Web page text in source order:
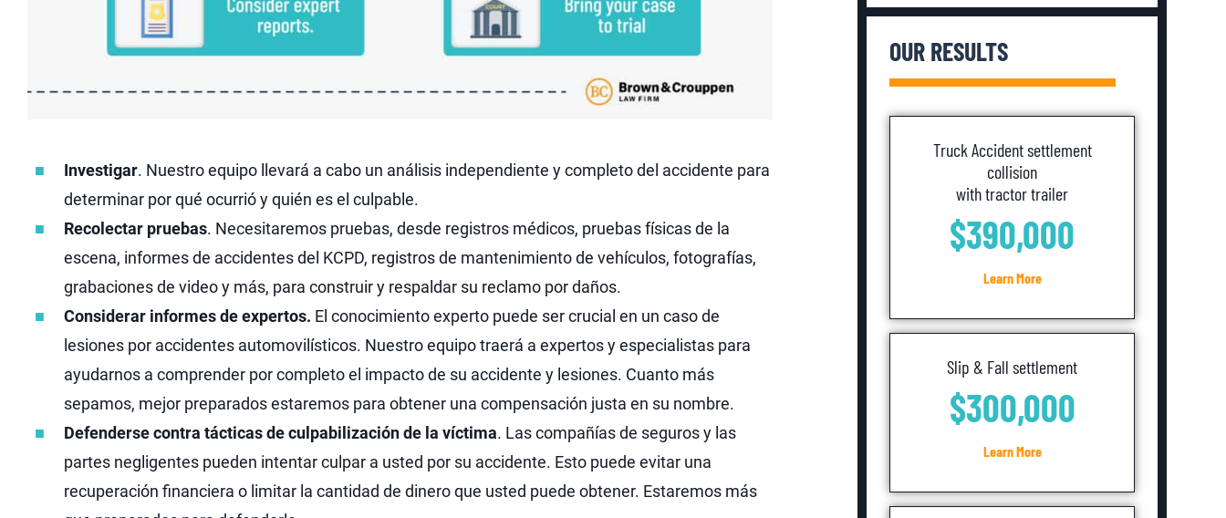
Investigar. Nuestro equipo llevará a cabo un análisis independiente y completo del accidente para
determinar por qué ocurrió y quién es el culpable.
Recolectar pruebas. Necesitaremos pruebas, desde registros médicos, pruebas físicas de la
escena, informes de accidentes del KCPD, registros de mantenimiento de vehículos, fotografías,
grabaciones de video y más, para construir y respaldar su reclamo por daños.
Considerar informes de expertos. El conocimiento experto puede ser crucial en un caso de
lesiones por accidentes automovilísticos. Nuestro equipo traerá a expertos y especialistas para
ayudarnos a comprender por completo el impacto de su accidente y lesiones. Cuanto más
sepamos, mejor preparados estaremos para obtener una compensación justa en su nombre.
Defenderse contra tácticas de culpabilización de la víctima. Las compañías de seguros y las
partes negligentes pueden intentar culpar a usted por su accidente. Esto puede evitar una
recuperación financiera o limitar la cantidad de dinero que usted puede obtener. Estaremos más
OUR RESULTS
Truck Accident settlement
collision
with tractor trailer
$390,000
Learn More
Slip & Fall settlement
$300,000
Learn More